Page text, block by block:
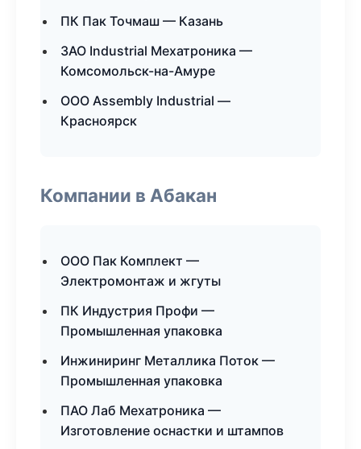
ПК Пак Точмаш — Казань
ЗАО Industrial Мехатроника —
Комсомольск-на-Амуре
ООО Assembly Industrial —
Красноярск
Компании в Абакан
ООО Пак Комплект —
Электромонтаж и жгуты
ПК Индустрия Профи —
Промышленная упаковка
Инжиниринг Металлика Поток —
Промышленная упаковка
ПАО Лаб Мехатроника —
Изготовление оснастки и штампов